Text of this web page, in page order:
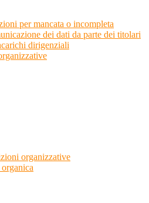
per mancata o incompleta
dei dati da parte dei titolari
dirigenziali
organizzative